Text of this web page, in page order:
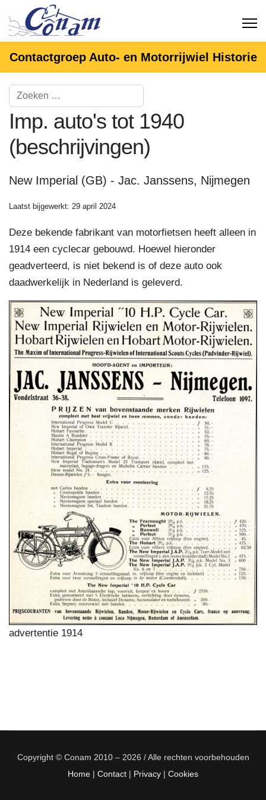
Contactgroep Auto- en Motorrijwiel Historie
Imp. auto's tot 1940
(beschrijvingen)
New Imperial (GB) - Jac. Janssens, Nijmegen
Laatst bijgewerkt: 29 april 2024
Deze bekende fabrikant van motorfietsen heeft alleen in
1914 een cyclecar gebouwd. Hoewel hieronder
geadverteerd, is niet bekend is of deze auto ook
daadwerkelijk in Nederland is geleverd.
advertentie 1914
Copyright © Conam 2010 – 2026 / Alle rechten voorbehouden
Home | Contact | Privacy | Cookies